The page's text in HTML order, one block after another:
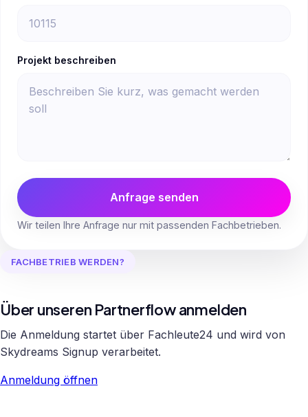
Projekt beschreiben
Anfrage senden
Wir teilen Ihre Anfrage nur mit passenden Fachbetrieben.
FACHBETRIEB WERDEN?
Über unseren Partnerflow anmelden
Die Anmeldung startet über Fachleute24 und wird von
Skydreams Signup verarbeitet.
Anmeldung öffnen